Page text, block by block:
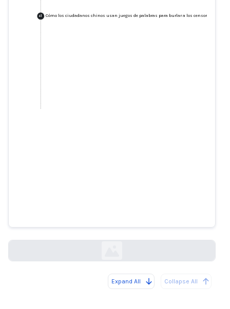
+1 Cómo los ciudadanos chinos usan juegos de palabras para burlar a los censores de
Expand All Collapse All